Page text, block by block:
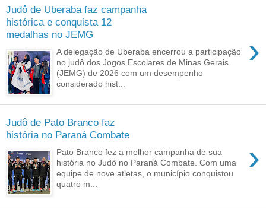
Judô de Uberaba faz campanha
histórica e conquista 12
medalhas no JEMG
›
A delegação de Uberaba encerrou a participação
no judô dos Jogos Escolares de Minas Gerais
(JEMG) de 2026 com um desempenho
considerado hist...
Judô de Pato Branco faz
história no Paraná Combate
›
Pato Branco fez a melhor campanha de sua
história no Judô no Paraná Combate. Com uma
equipe de nove atletas, o município conquistou
quatro m...